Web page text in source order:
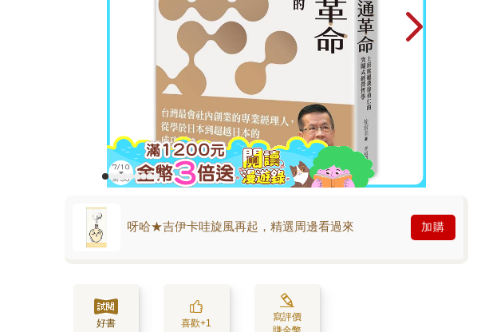
呀哈★吉伊卡哇旋風再起，精選周邊看過來 加購
好書 喜歡+1
寫評價